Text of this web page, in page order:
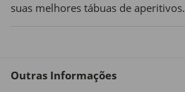
suas melhores tábuas de aperitivos.
Outras Informações